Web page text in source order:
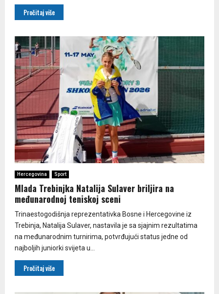
Pročitaj više
Hercegovina Sport
Mlada Trebinjka Natalija Sulaver briljira na
međunarodnoj teniskoj sceni
Trinaestogodišnja reprezentativka Bosne i Hercegovine iz
Trebinja, Natalija Sulaver, nastavila je sa sjajnim rezultatima
na međunarodnim turnirima, potvrđujući status jedne od
najboljih juniorki svijeta u...
Pročitaj više